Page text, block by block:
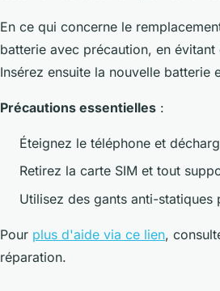
En ce qui concerne le
batterie avec précaution, en
Insérez ensuite la nouvelle batterie
Précautions essentielles :
Éteignez le téléphone et
Retirez la carte SIM et tout
Utilisez des gants anti-
Pour plus d'aide via ce lien,
réparation.